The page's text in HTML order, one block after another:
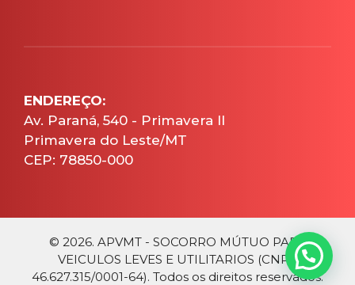
ENDEREÇO:
Av. Paraná, 540 - Primavera II
Primavera do Leste/MT
CEP: 78850-000
© 2026. APVMT - SOCORRO MÚTUO PARA
VEICULOS LEVES E UTILITARIOS (CNPJ:
46.627.315/0001-64). Todos os direitos reservados.